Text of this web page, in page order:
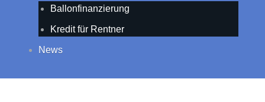
Ballonfinanzierung
Kredit für Rentner
News